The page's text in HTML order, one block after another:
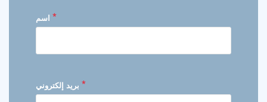
*
*